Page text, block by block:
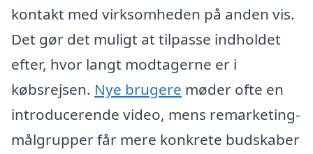
kontakt med virksomheden på anden vis.
Det gør det muligt at tilpasse indholdet
efter, hvor langt modtagerne er i
købsrejsen. Nye brugere møder ofte en
introducerende video, mens remarketing-
målgrupper får mere konkrete budskaber